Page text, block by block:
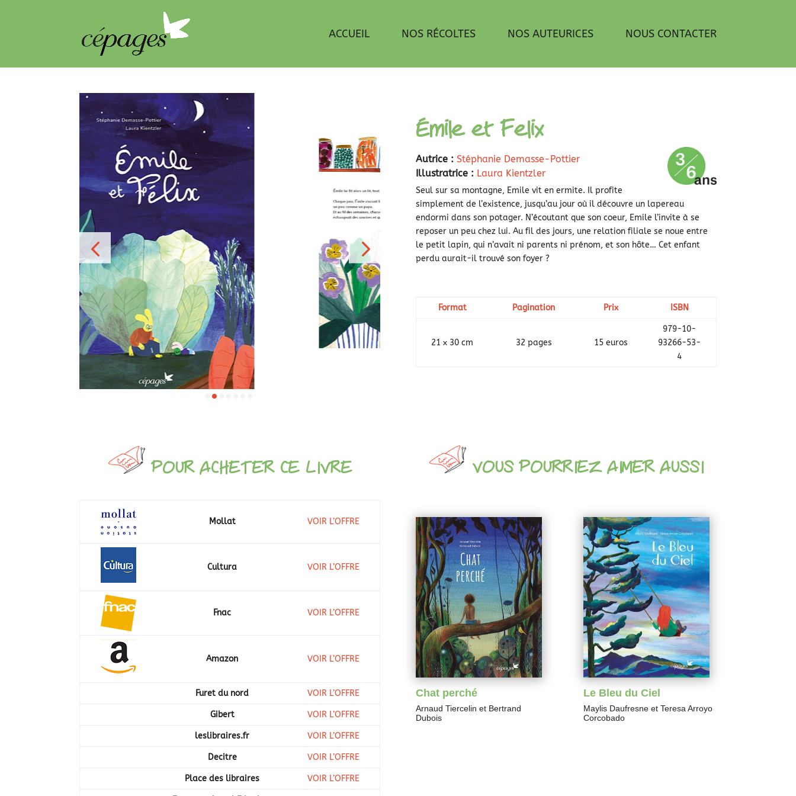
ACCUEIL NOS RÉCOLTES NOS AUTEURICES NOUS CONTACTER
Émile et Felix
Autrice : Stéphanie Demasse-Pottier
Illustratrice : Laura Kientzler
Seul sur sa montagne, Emile vit en ermite. Il profite
simplement de l’existence, jusqu’au jour où il découvre un lapereau
endormi dans son potager. N’écoutant que son coeur, Emile l’invite à se
reposer un peu chez lui. Au fil des jours, une relation filiale se noue entre
le petit lapin, qui n’avait ni parents ni prénom, et son hôte… Cet enfant
perdu aurait-il trouvé son foyer ?
Format Pagination Prix ISBN
21 x 30 cm 32 pages 15 euros
979-10-
93266-53-
4
POUR ACHETER CE LIVRE
Mollat VOIR L’OFFRE
Cultura VOIR L’OFFRE
Fnac VOIR L’OFFRE
Amazon VOIR L’OFFRE
Furet du nord VOIR L’OFFRE
Gibert VOIR L’OFFRE
leslibraires.fr VOIR L’OFFRE
Decitre VOIR L’OFFRE
Place des libraires VOIR L’OFFRE
VOUS POURRIEZ AIMER AUSSI
Chat perché
Arnaud Tiercelin et Bertrand
Dubois
Le Bleu du Ciel
Maylis Daufresne etTeresa Arroyo
Corcobado